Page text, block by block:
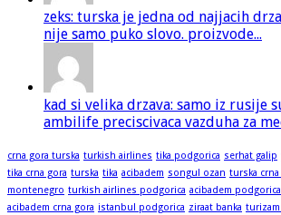
zeks: turska je jedna od najjacih
nije samo puko slovo. proizvode...
kad si velika drzava: samo iz rusije
ambilife preciscivaca vazduha za
crna gora turska turkish airlines tika podgorica serhat galip
tika crna gora turska tika acibadem songul ozan turska crna
montenegro turkish airlines podgorica acibadem podgorica
acibadem crna gora istanbul podgorica ziraat banka